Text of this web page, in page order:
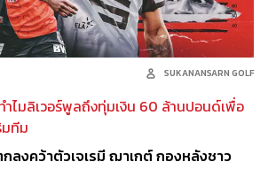
SUKANANSARN GOLF
ไมลิเวอร์พูลถึงทุ่มเงิน 60 ล้านปอนด์เพื่อ
ทีม
ลงคว้าตัวเจเรมี ฌาเกต์ กองหลังชาว